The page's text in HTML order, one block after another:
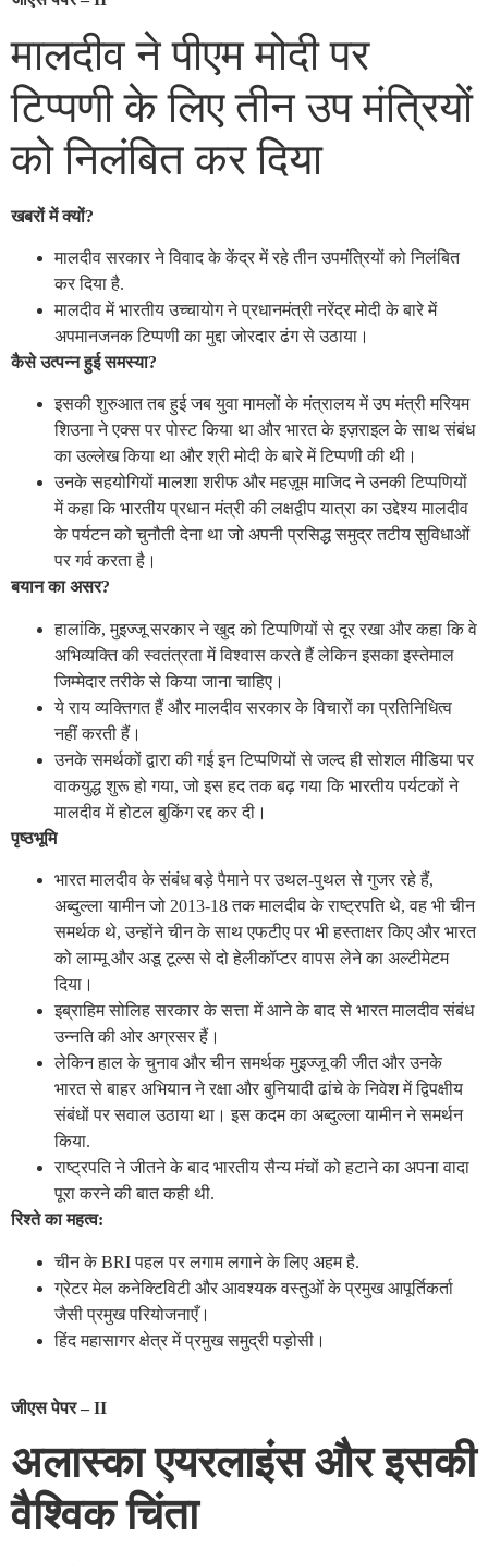
मालदीव ने पीएम मोदी पर
टिप्पणी के लिए तीन उप मंत्रियों
को निलंबित कर दिया
खबरों में क्यों?
मालदीव सरकार ने विवाद के केंद्र में रहे तीन उपमंत्रियों को निलंबित
कर दिया है.
मालदीव में भारतीय उच्चायोग ने प्रधानमंत्री नरेंद्र मोदी के बारे में
अपमानजनक टिप्पणी का मुद्दा जोरदार ढंग से उठाया।
कैसे उत्पन्न हुई समस्या?
इसकी शुरुआत तब हुई जब युवा मामलों के मंत्रालय में उप मंत्री मरियम
शिउना ने एक्स पर पोस्ट किया था और भारत के इज़राइल के साथ संबंध
का उल्लेख किया था और श्री मोदी के बारे में टिप्पणी की थी।
उनके सहयोगियों मालशा शरीफ और महज़ूम माजिद ने उनकी टिप्पणियों
में कहा कि भारतीय प्रधान मंत्री की लक्षद्वीप यात्रा का उद्देश्य मालदीव
के पर्यटन को चुनौती देना था जो अपनी प्रसिद्ध समुद्र तटीय सुविधाओं
पर गर्व करता है।
बयान का असर?
हालांकि, मुइज्जू सरकार ने खुद को टिप्पणियों से दूर रखा और कहा कि वे
अभिव्यक्ति की स्वतंत्रता में विश्वास करते हैं लेकिन इसका इस्तेमाल
जिम्मेदार तरीके से किया जाना चाहिए।
ये राय व्यक्तिगत हैं और मालदीव सरकार के विचारों का प्रतिनिधित्व
नहीं करती हैं।
उनके समर्थकों द्वारा की गई इन टिप्पणियों से जल्द ही सोशल मीडिया पर
वाकयुद्ध शुरू हो गया, जो इस हद तक बढ़ गया कि भारतीय पर्यटकों ने
मालदीव में होटल बुकिंग रद्द कर दी।
पृष्ठभूमि
भारत मालदीव के संबंध बड़े पैमाने पर उथल-पुथल से गुजर रहे हैं,
अब्दुल्ला यामीन जो 2013-18 तक मालदीव के राष्ट्रपति थे, वह भी चीन
समर्थक थे, उन्होंने चीन के साथ एफटीए पर भी हस्ताक्षर किए और भारत
को लाम्मू और अडू टूल्स से दो हेलीकॉप्टर वापस लेने का अल्टीमेटम
दिया।
इब्राहिम सोलिह सरकार के सत्ता में आने के बाद से भारत मालदीव संबंध
उन्नति की ओर अग्रसर हैं।
लेकिन हाल के चुनाव और चीन समर्थक मुइज्जू की जीत और उनके
भारत से बाहर अभियान ने रक्षा और बुनियादी ढांचे के निवेश में द्विपक्षीय
संबंधों पर सवाल उठाया था। इस कदम का अब्दुल्ला यामीन ने समर्थन
किया.
राष्ट्रपति ने जीतने के बाद भारतीय सैन्य मंचों को हटाने का अपना वादा
पूरा करने की बात कही थी.
रिश्ते का महत्व:
चीन के BRI पहल पर लगाम लगाने के लिए अहम है.
ग्रेटर मेल कनेक्टिविटी और आवश्यक वस्तुओं के प्रमुख आपूर्तिकर्ता
जैसी प्रमुख परियोजनाएँ।
हिंद महासागर क्षेत्र में प्रमुख समुद्री पड़ोसी।
जीएस पेपर – II
अलास्का एयरलाइंस और इसकी
वैश्विक चिंता